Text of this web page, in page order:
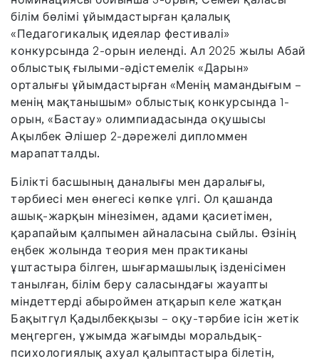
білім бөлімі ұйымдастырған қалалық
«Педагогикалық идеялар фестивалі»
конкурсында 2-орын иеленді. Ал 2025 жылы Абай
облыстық ғылыми-әдістемелік «Дарын»
орталығы ұйымдастырған «Менің мамандығым –
менің мақтанышым» облыстық конкурсында 1-
орын, «Бастау» олимпиадасында оқушысы
Ақылбек Әлішер 2-дәрежелі дипломмен
марапатталды.
Білікті басшының даналығы мен даралығы,
тәрбиесі мен өнегесі көпке үлгі. Ол қашанда
ашық-жарқын мінезімен, адами қасиетімен,
қарапайым қалпымен айналасына сыйлы. Өзінің
еңбек жолында теория мен практиканы
ұштастыра білген, шығармашылық ізденісімен
танылған, білім беру саласындағы жауапты
міндеттерді абыроймен атқарып келе жатқан
Бақытгүл Қадылбекқызы – оқу-тәрбие ісін жетік
меңгерген, ұжымда жағымды моральдық-
психологиялық ахуал қалыптастыра білетін,